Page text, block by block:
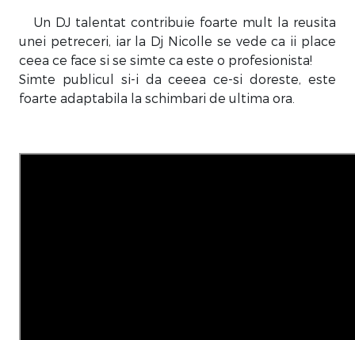
Un DJ talentat contribuie foarte mult la reusita
unei petreceri, iar la Dj Nicolle se vede ca ii place
ceea ce face si se simte ca este o profesionista!
Simte publicul si-i da ceeea ce-si doreste, este
foarte adaptabila la schimbari de ultima ora.